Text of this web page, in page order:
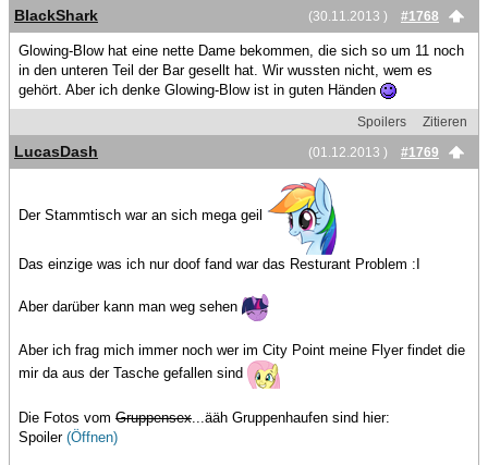
(30.11.2013 )
#1768
BlackShark
Glowing-Blow hat eine nette Dame bekommen, die sich so um 11 noch
in den unteren Teil der Bar gesellt hat. Wir wussten nicht, wem es
gehört. Aber ich denke Glowing-Blow ist in guten Händen
Spoilers
Zitieren
(01.12.2013 )
#1769
LucasDash
Der Stammtisch war an sich mega geil
Das einzige was ich nur doof fand war das Resturant Problem :I
Aber darüber kann man weg sehen
Aber ich frag mich immer noch wer im City Point meine Flyer findet die
mir da aus der Tasche gefallen sind
Die Fotos vom Gruppensex ...ääh Gruppenhaufen sind hier:
Spoiler (Öffnen)